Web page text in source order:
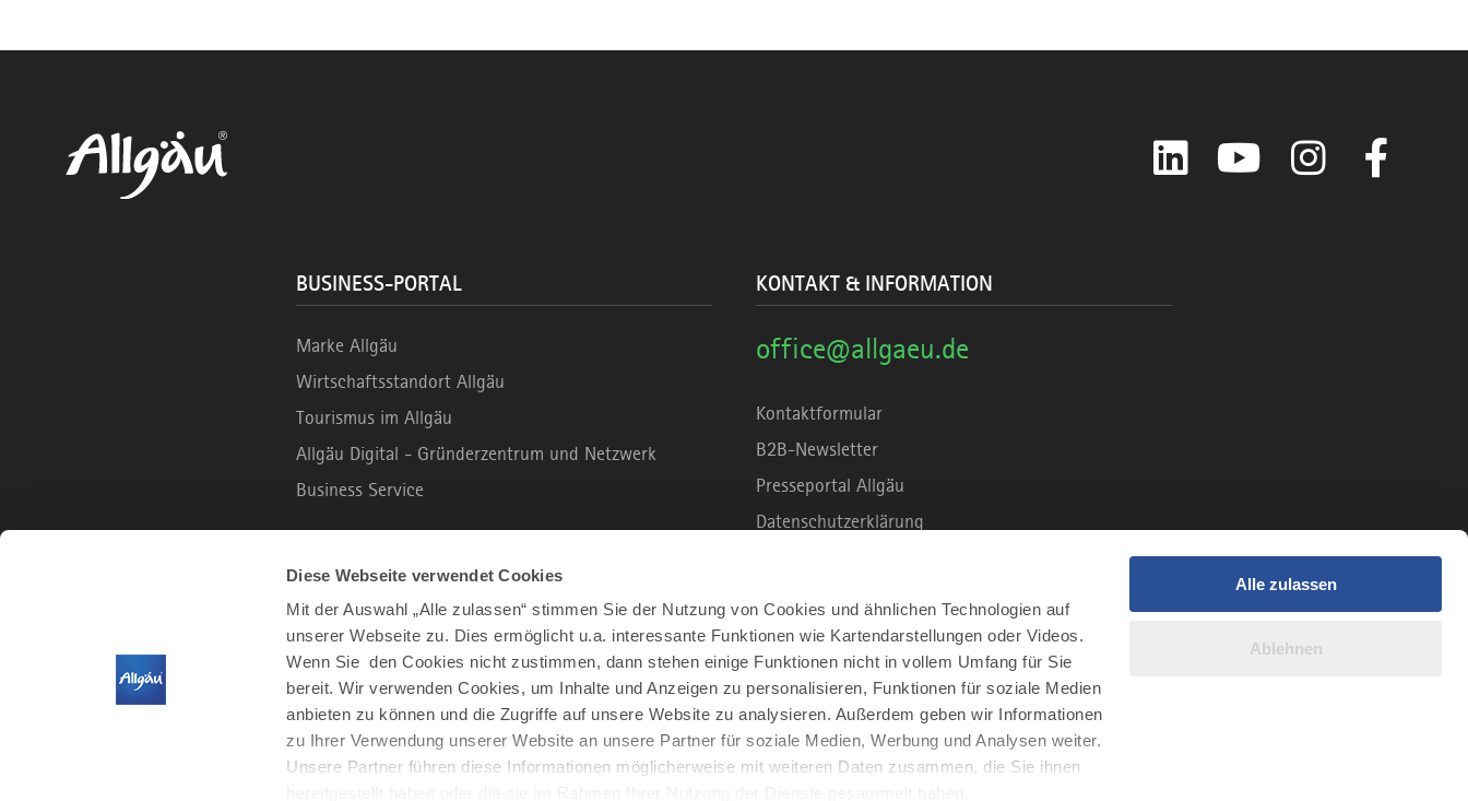
Diese Webseite verwendet Cookies
Mit der Auswahl „Alle zulassen“ stimmen Sie der Nutzung von Cookies und ähnlichen Technologien auf
unserer Webseite zu. Dies ermöglicht u.a. interessante Funktionen wie Kartendarstellungen oder Videos.
Wenn Sie den Cookies nicht zustimmen, dann stehen einige Funktionen nicht in vollem Umfang für Sie
bereit. Wir verwenden Cookies, um Inhalte und Anzeigen zu personalisieren, Funktionen für soziale Medien
anbieten zu können und die Zugriffe auf unsere Website zu analysieren. Außerdem geben wir Informationen
zu Ihrer Verwendung unserer Website an unsere Partner für soziale Medien, Werbung und Analysen weiter.
Unsere Partner führen diese Informationen möglicherweise mit weiteren Daten zusammen, die Sie ihnen
Alle zulassen
Ablehnen
LinkedIn YouTube Instagram
BUSINESS-PORTAL
Marke Allgäu
Wirtschaftsstandort Allgäu
Tourismus im Allgäu
Allgäu Digital - Gründerzentrum und Netzwerk
Business Service
B2C PORTAL
Urlaub und Freizeit
Leben und Arbeiten
Der Allgäu Podcast
KONTAKT & INFORMATION
office@allgaeu.de
Kontaktformular
B2B-Newsletter
Presseportal Allgäu
Datenschutzerklärung
Unsere Haltung zu Künstlicher Intelligenz
Impressum